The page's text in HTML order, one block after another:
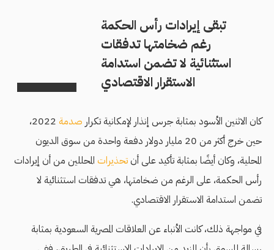
تبقى إيرادات رأس الحكمة
رغم ضخامتها تدفقات
استثنائية لا تضمن استدامة
الاستقرار الاقتصادي
كان الاثنين الأسود بمثابة جرس إنذار لإمكانية تكرار صدمة
2022،
حين خرج أكثر من 20 مليار دولار دفعة واحدة من سوق الديون
المحلية، وكان أيضًا بمثابة تأكيد على أنتحذيرات المحللين من أن إيرادات
رأس الحكمة، على الرغم من ضخامتها، هي تدفقات استثنائية لا
تضمن استدامة الاستقرار الاقتصادي.
في مواجهة ذلك، كانت الأنباء عن العلاقات المصرية السعودية بمثابة